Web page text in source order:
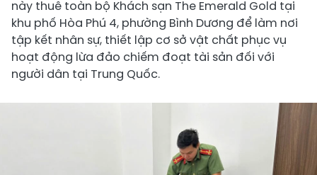
này thuê toàn bộ Khách sạn The Emerald Gold tại
khu phố Hòa Phú 4, phường Bình Dương để làm nơi
tập kết nhân sự, thiết lập cơ sở vật chất phục vụ
hoạt động lừa đảo chiếm đoạt tài sản đối với
người dân tại Trung Quốc.